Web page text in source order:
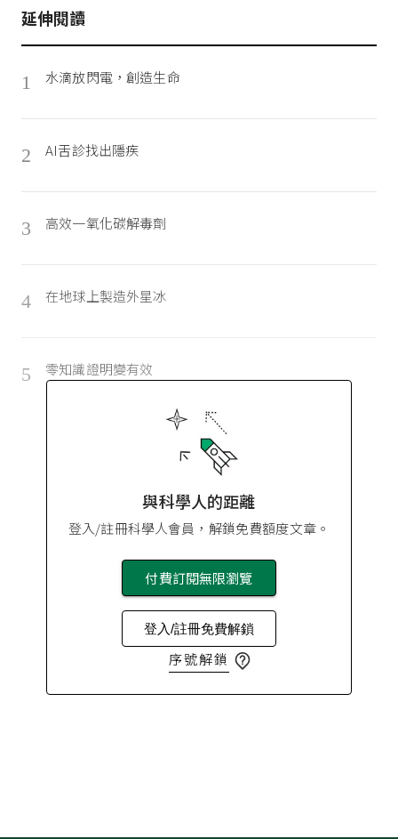
延伸閱讀
1 水滴放閃電，創造生命
2 AI舌診找出隱疾
3 高效一氧化碳解毒劑
4 在地球上製造外星冰
5 零知識證明變有效
與科學人的距離
登入/註冊科學人會員，解鎖免費額度文章。
付費訂閱無限瀏覽
登入/註冊免費解鎖
序號解鎖